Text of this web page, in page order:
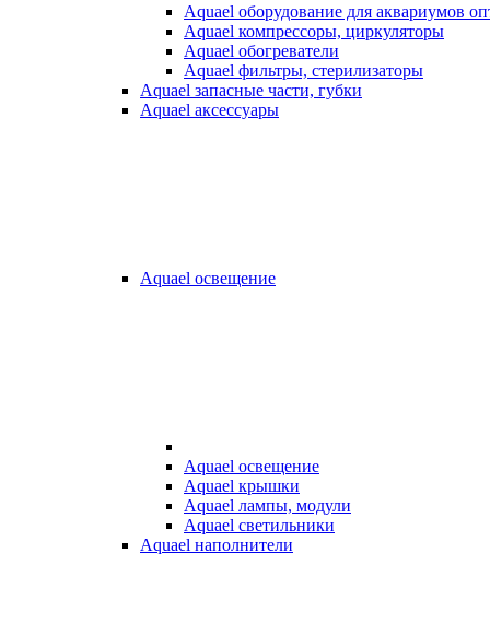
Aquael оборудование для аквариумов
Aquael компрессоры, циркуляторы
Aquael обогреватели
Aquael фильтры, стерилизаторы
Aquael запасные части, губки
Aquael аксессуары
Aquael освещение
Aquael освещение
Aquael крышки
Aquael лампы, модули
Aquael светильники
Aquael наполнители